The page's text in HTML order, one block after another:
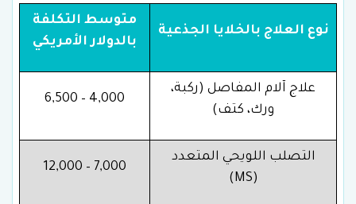
نوع العلاج بالخلايا الجذعية
متوسط التكلفة
بالدولار الأمريكي
علاج آلام المفاصل (ركبة،
ورك، كتف)
4,000 – 6,500
التصلب اللويحي المتعدد
(MS)
7,000 – 12,000